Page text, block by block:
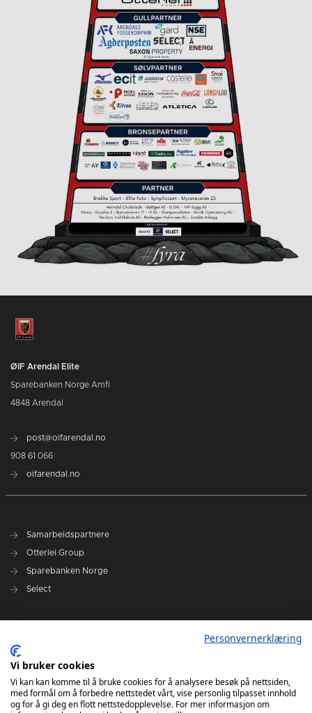
ØIF Arendal Elite
Sparebanken Norge Amfi
4848 Arendal
post@oifarendal.no
908 61 066
oifarendal.no
Samarbeidspartnere
Otterlei Group
Sparebanken Norge
Select
Spillerstall
Administrasjon
Styret
Personvernerklæring
Vi bruker cookies
Vi kan kan komme til å bruke cookies for å analysere besøk på nettsiden,
med formål om å forbedre nettstedet vårt, vise personlig tilpasset innhold
og for å gi deg en flott nettstedopplevelse. For mer informasjon om